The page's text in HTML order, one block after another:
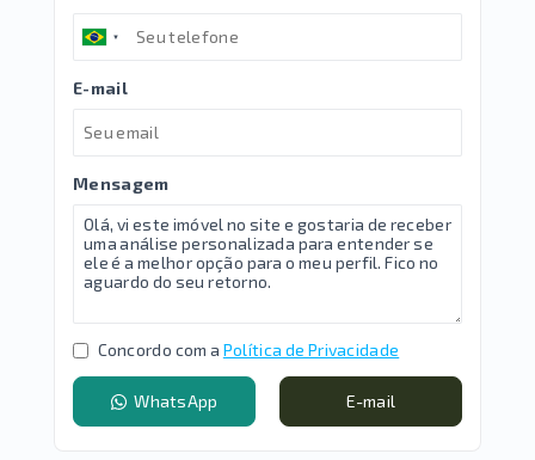
E-mail
Mensagem
Concordo com a Política de Privacidade
WhatsApp E-mail